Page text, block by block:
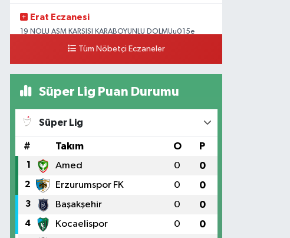
Erat Eczanesi
19 NOLU ASM KARSISI KARABOYUNLU DOLMUu015e
Tüm Nöbetçi Eczaneler
Süper Lig Puan Durumu
Süper Lig
# Takım O P
1 Amed 0 0
2 Erzurumspor FK 0 0
3 Başakşehir 0 0
4 Kocaelispor 0 0